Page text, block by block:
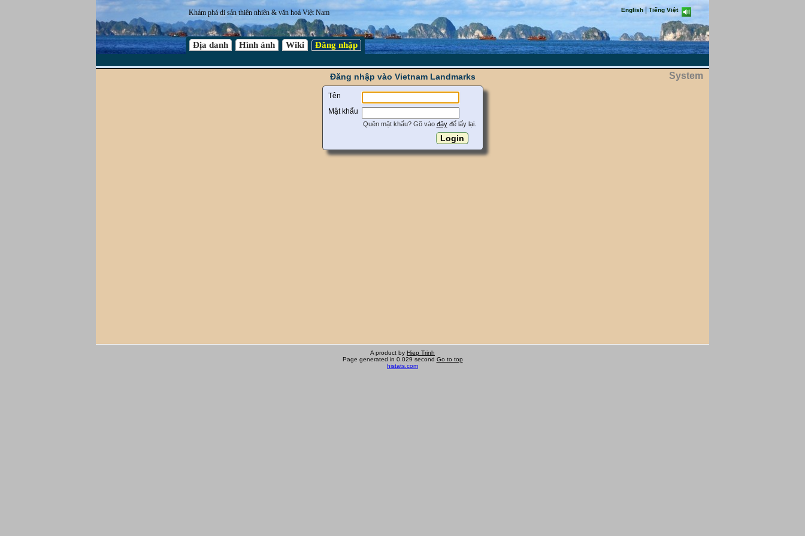
Khám phá di sản thiên nhiên & văn hoá Việt Nam English| Tiếng Việt
Địa danh Hình ảnh Wiki Đăng nhập
System
Đăng nhập vào Vietnam Landmarks
Tên
Mật khẩu
Quên mật khẩu? Gõ vào đâyđể lấy lại.
A product by Hiep Trinh
Page generated in 0.029 second Go to top